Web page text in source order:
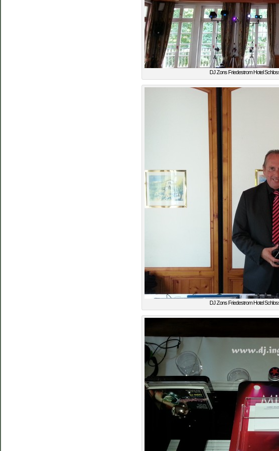
DJ Zons Friedestrom Hotel
DJ Zons Friedestrom Hotel